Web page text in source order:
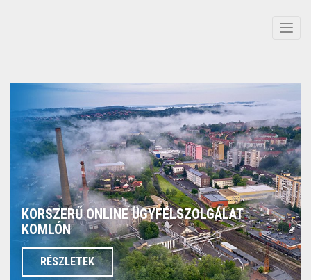
KORSZERŰ ONLINE ÜGYFÉLSZOLGÁLAT
KOMLÓN
RÉSZLETEK